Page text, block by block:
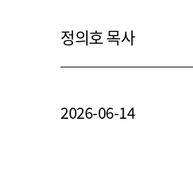
정의호 목사
2026-06-14